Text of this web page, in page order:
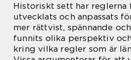
Historiskt sett har reglerna
utvecklats och anpassats
mer rättvist, spännande
funnits olika perspektiv
kring vilka regler som är